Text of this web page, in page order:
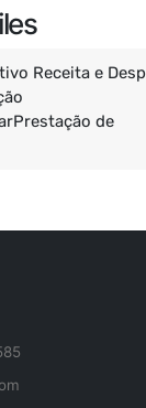
Receita e
de